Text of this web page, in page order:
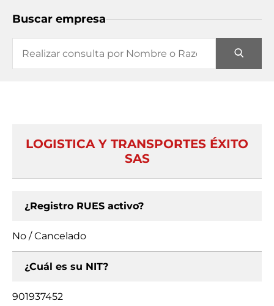
Buscar empresa
LOGISTICA Y TRANSPORTES ÉXITO
SAS
¿Registro RUES activo?
No / Cancelado
¿Cuál es su NIT?
901937452